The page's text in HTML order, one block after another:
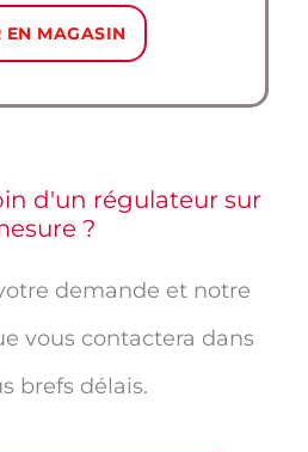
EN MAGASIN
d'un régulateur sur
?
demande et notre
vous contactera dans
brefs délais.